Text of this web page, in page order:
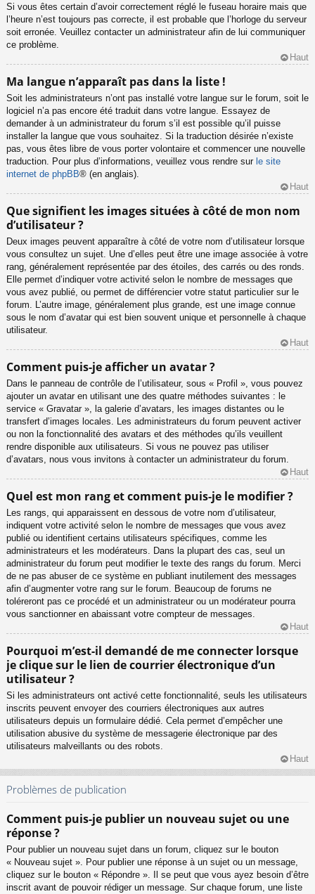
Si vous êtes certain d’avoir correctement réglé le fuseau horaire mais que
l’heure n’est toujours pas correcte, il est probable que l’horloge du serveur
soit erronée. Veuillez contacter un administrateur afin de lui communiquer
ce problème.
Haut
Ma langue n’apparaît pas dans la liste !
Soit les administrateurs n’ont pas installé votre langue sur le forum, soit le
logiciel n’a pas encore été traduit dans votre langue. Essayez de
demander à un administrateur du forum s’il est possible qu’il puisse
installer la langue que vous souhaitez. Si la traduction désirée n’existe
pas, vous êtes libre de vous porter volontaire et commencer une nouvelle
traduction. Pour plus d’informations, veuillez vous rendre sur le site
internet de phpBB® (en anglais).
Haut
Que signifient les images situées à côté de mon nom
d’utilisateur ?
Deux images peuvent apparaître à côté de votre nom d’utilisateur lorsque
vous consultez un sujet. Une d’elles peut être une image associée à votre
rang, généralement représentée par des étoiles, des carrés ou des ronds.
Elle permet d’indiquer votre activité selon le nombre de messages que
vous avez publié, ou permet de différencier votre statut particulier sur le
forum. L’autre image, généralement plus grande, est une image connue
sous le nom d’avatar qui est bien souvent unique et personnelle à chaque
utilisateur.
Haut
Comment puis-je afficher un avatar ?
Dans le panneau de contrôle de l’utilisateur, sous « Profil », vous pouvez
ajouter un avatar en utilisant une des quatre méthodes suivantes : le
service « Gravatar », la galerie d’avatars, les images distantes ou le
transfert d’images locales. Les administrateurs du forum peuvent activer
ou non la fonctionnalité des avatars et des méthodes qu’ils veuillent
rendre disponible aux utilisateurs. Si vous ne pouvez pas utiliser
d’avatars, nous vous invitons à contacter un administrateur du forum.
Haut
Quel est mon rang et comment puis-je le modifier ?
Les rangs, qui apparaissent en dessous de votre nom d’utilisateur,
indiquent votre activité selon le nombre de messages que vous avez
publié ou identifient certains utilisateurs spécifiques, comme les
administrateurs et les modérateurs. Dans la plupart des cas, seul un
administrateur du forum peut modifier le texte des rangs du forum. Merci
de ne pas abuser de ce système en publiant inutilement des messages
afin d’augmenter votre rang sur le forum. Beaucoup de forums ne
toléreront pas ce procédé et un administrateur ou un modérateur pourra
vous sanctionner en abaissant votre compteur de messages.
Haut
Pourquoi m’est-il demandé de me connecter lorsque
je clique sur le lien de courrier électronique d’un
utilisateur ?
Si les administrateurs ont activé cette fonctionnalité, seuls les utilisateurs
inscrits peuvent envoyer des courriers électroniques aux autres
utilisateurs depuis un formulaire dédié. Cela permet d’empêcher une
utilisation abusive du système de messagerie électronique par des
utilisateurs malveillants ou des robots.
Haut
Problèmes de publication
Comment puis-je publier un nouveau sujet ou une
réponse ?
Pour publier un nouveau sujet dans un forum, cliquez sur le bouton
« Nouveau sujet ». Pour publier une réponse à un sujet ou un message,
cliquez sur le bouton « Répondre ». Il se peut que vous ayez besoin d’être
inscrit avant de pouvoir rédiger un message. Sur chaque forum, une liste